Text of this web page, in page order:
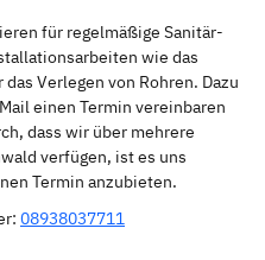
für regelmäßige Sanitär-
wie das
Verlegen von Rohren. Dazu
einen Termin vereinbaren
dass wir über mehrere
verfügen, ist es uns
Termin anzubieten.
08938037711